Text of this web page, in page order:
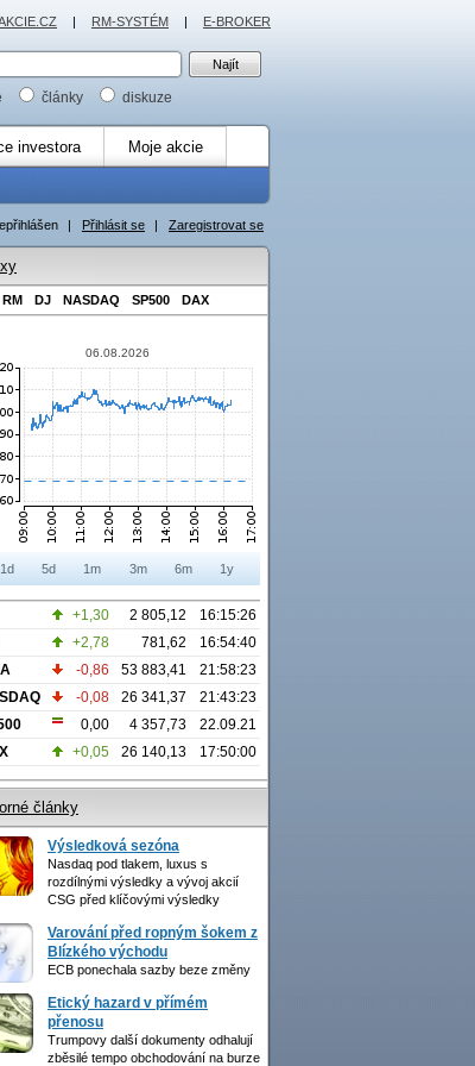
články diskuze
investora Moje akcie
| Přihlásit se | Zaregistrovat se
RM DJ NASDAQ SP500 DAX
06.08.2026
1d 5d 1m 3m 6m 1y
+1,30 2 805,12
16:15:26
+2,78 781,62
16:54:40
-0,86 53 883,41
21:58:23
-0,08 26 341,37
21:43:23
0,00 4 357,73
22.09.21
+0,05 26 140,13 17:50:00
články
Výsledková sezóna
Nasdaq pod tlakem, luxus s
rozdílnými výsledky a vývoj akcií
CSG před klíčovými výsledky
Varování před ropným šokem z
Blízkého východu
ECB ponechala sazby beze změny
Etický hazard v přímém
přenosu
Trumpovy další dokumenty odhalují
zběsilé tempo obchodování na burze
| RM-SYSTÉM | E-BROKER